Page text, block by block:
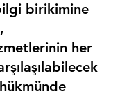
birikimine
her